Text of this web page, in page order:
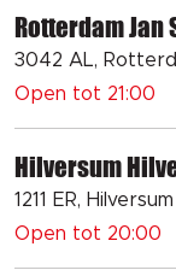
Rotterdam
3042 AL,
Open tot 21:00
Hilversum
1211 ER, Hilversum
Open tot 20:00